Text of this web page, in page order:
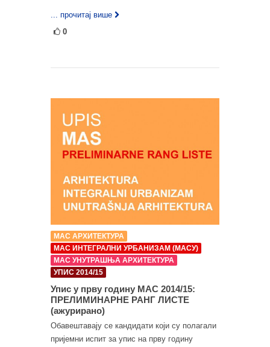
... прочитај више
0
МАС АРХИТЕКТУРА
МАС ИНТЕГРАЛНИ УРБАНИЗАМ (МАСУ)
МАС УНУТРАШЊА АРХИТЕКТУРА
УПИС 2014/15
Упис у прву годину МАС 2014/15:
ПРЕЛИМИНАРНЕ РАНГ ЛИСТЕ
(ажурирано)
Обавештавају се кандидати који су полагали
пријемни испит за упис на прву годину